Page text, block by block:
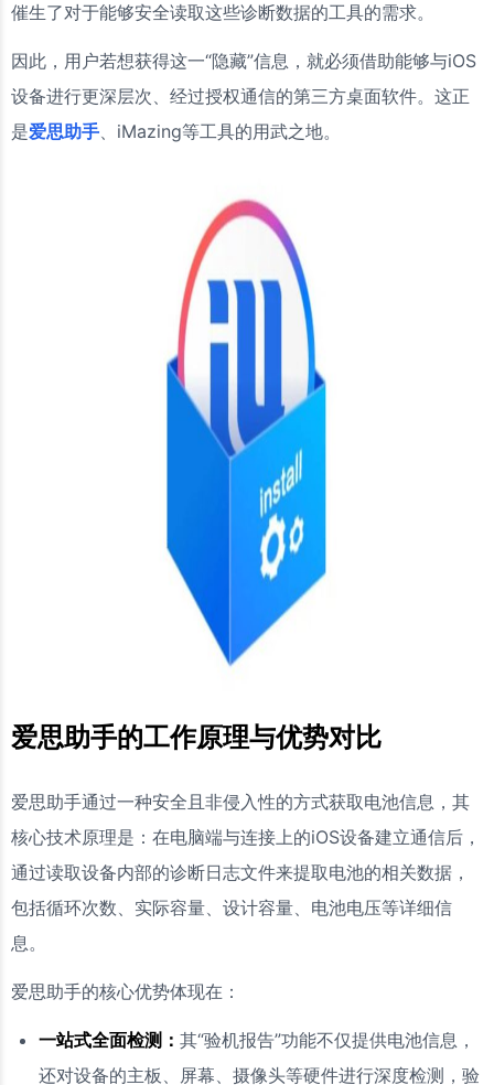
催生了对于能够安全读取这些诊断数据的工具的需求。
因此，用户若想获得这一“隐藏”信息，就必须借助能够与iOS
设备进行更深层次、经过授权通信的第三方桌面软件。这正
是爱思助手、iMazing等工具的用武之地。
爱思助手的工作原理与优势对比
爱思助手通过一种安全且非侵入性的方式获取电池信息，其
核心技术原理是：在电脑端与连接上的iOS设备建立通信后，
通过读取设备内部的诊断日志文件来提取电池的相关数据，
包括循环次数、实际容量、设计容量、电池电压等详细信
息。
爱思助手的核心优势体现在：
一站式全面检测： 其“验机报告”功能不仅提供电池信息，
还对设备的主板、屏幕、摄像头等硬件进行深度检测，验